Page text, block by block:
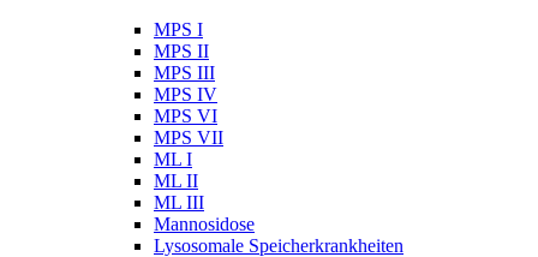
MPS I
MPS II
MPS III
MPS IV
MPS VI
MPS VII
ML I
ML II
ML III
Mannosidose
Lysosomale Speicherkrankheiten